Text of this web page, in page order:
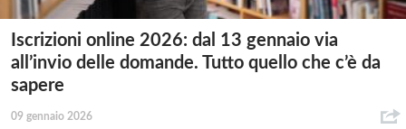
Iscrizioni online 2026: dal 13 gennaio via
all’invio delle domande. Tutto quello che c’è da
sapere
09 gennaio 2026